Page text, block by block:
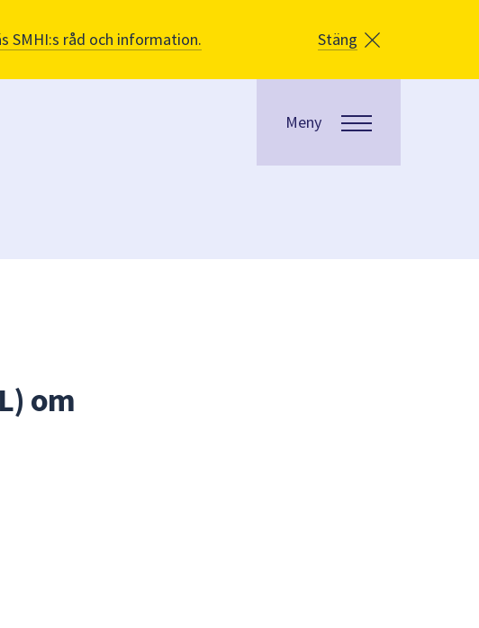
SMHI:s råd och information. Stäng
Meny
om